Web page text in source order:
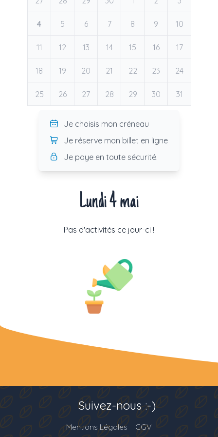
4 5 6 7 8 9 10
11 12 13 14 15 16 17
18 19 20 21 22 23 24
25 26 27 28 29 30 31
Je choisis mon créneau
Je réserve mon billet en ligne
Je paye en toute sécurité.
Lundi 4 mai
Pas d'activités ce jour-ci !
Mentions Légales CGV
Suivez-nous :-)